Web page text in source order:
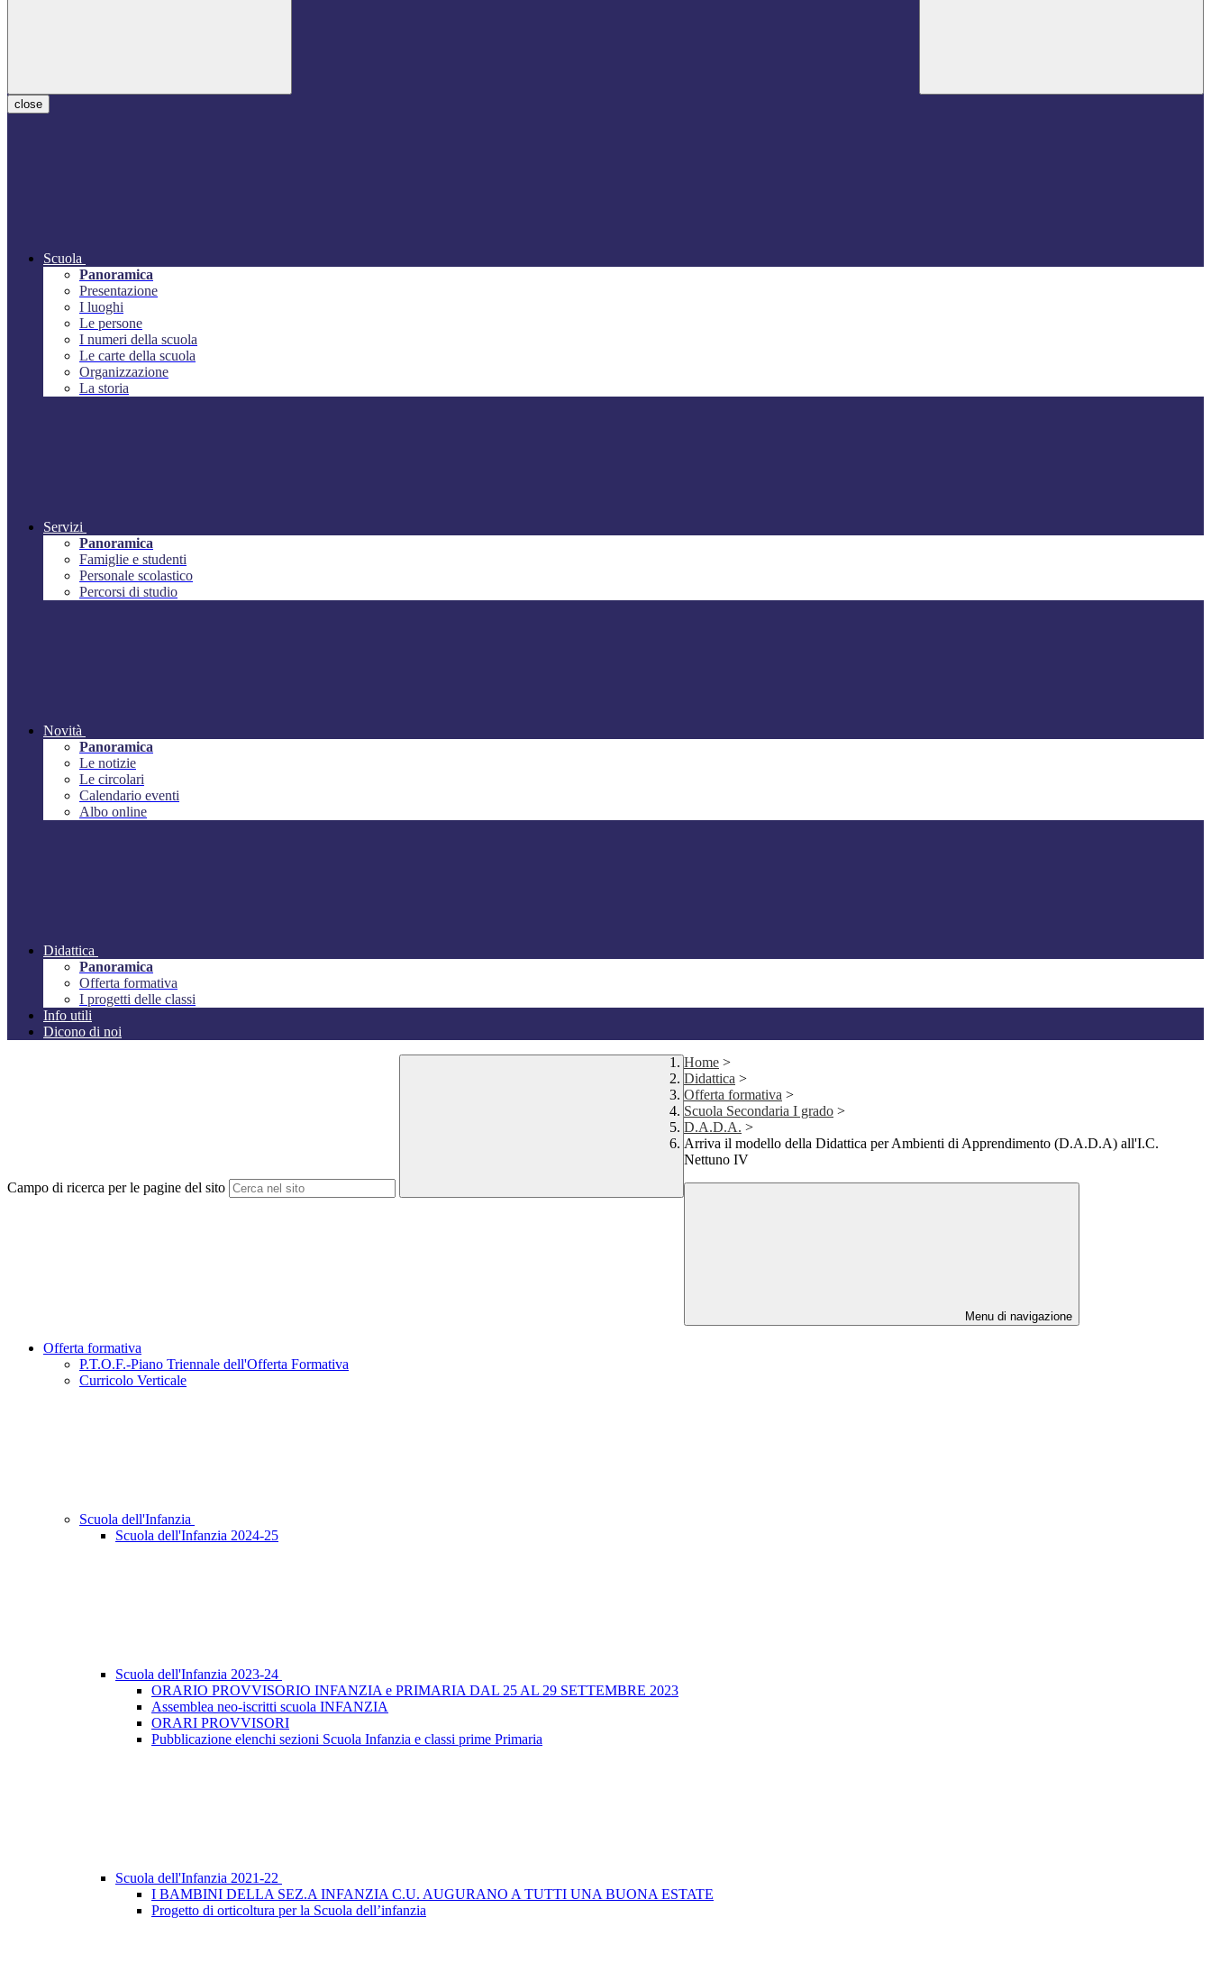
close
Scuola
Panoramica
Presentazione
I luoghi
Le persone
I numeri della scuola
Le carte della scuola
Organizzazione
La storia
Servizi
Panoramica
Famiglie e studenti
Personale scolastico
Percorsi di studio
Novità
Panoramica
Le notizie
Le circolari
Calendario eventi
Albo online
Didattica
Panoramica
Offerta formativa
I progetti delle classi
Info utili
Dicono di noi
Campo di ricerca per le pagine del sito
Home >
Didattica >
Offerta formativa >
Scuola Secondaria I grado >
D.A.D.A. >
Arriva il modello della Didattica per Ambienti di Apprendimento (D.A.D.A) all'I.C.
Nettuno IV
Menu di navigazione
Offerta formativa
P.T.O.F.-Piano Triennale dell'Offerta Formativa
Curricolo Verticale
Scuola dell'Infanzia
Scuola dell'Infanzia 2024-25
Scuola dell'Infanzia 2023-24
ORARIO PROVVISORIO INFANZIA e PRIMARIA DAL 25 AL 29 SETTEMBRE 2023
Assemblea neo-iscritti scuola INFANZIA
ORARI PROVVISORI
Pubblicazione elenchi sezioni Scuola Infanzia e classi prime Primaria
Scuola dell'Infanzia 2021-22
I BAMBINI DELLA SEZ.A INFANZIA C.U. AUGURANO A TUTTI UNA BUONA ESTATE
Progetto di orticoltura per la Scuola dell’infanzia